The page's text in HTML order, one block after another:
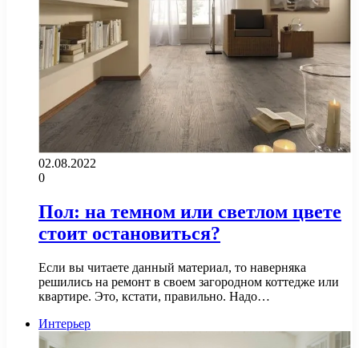
02.08.2022
0
Пол: на темном или светлом цвете
стоит остановиться?
Если вы читаете данный материал, то наверняка
решились на ремонт в своем загородном коттедже или
квартире. Это, кстати, правильно. Надо…
Интерьер